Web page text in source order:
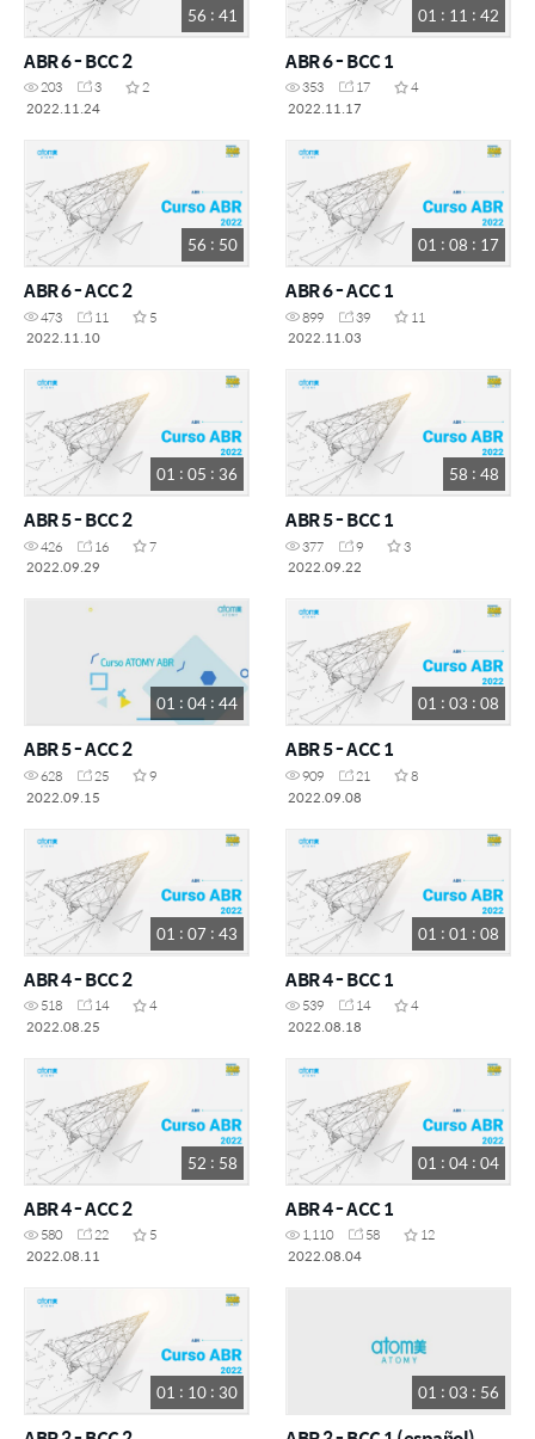
56 : 41
ABR 6 - BCC 2
203 3
2
2022.11.24
01 : 11 : 42
ABR 6 - BCC 1
353 17
4
2022.11.17
56 : 50
ABR 6 - ACC 2
473 11
5
2022.11.10
01 : 08 : 17
ABR 6 - ACC 1
899 39
11
2022.11.03
01 : 05 : 36
ABR 5 - BCC 2
426 16
7
2022.09.29
58 : 48
ABR 5 - BCC 1
377 9
3
2022.09.22
01 : 04 : 44
ABR 5 - ACC 2
628 25
9
2022.09.15
01 : 03 : 08
ABR 5 - ACC 1
909 21
8
2022.09.08
01 : 07 : 43
ABR 4 - BCC 2
518 14
4
2022.08.25
01 : 01 : 08
ABR 4 - BCC 1
539 14
4
2022.08.18
52 : 58
ABR 4 - ACC 2
580 22
5
2022.08.11
01 : 04 : 04
ABR 4 - ACC 1
1,110 58
12
2022.08.04
01 : 10 : 30 01 : 03 : 56